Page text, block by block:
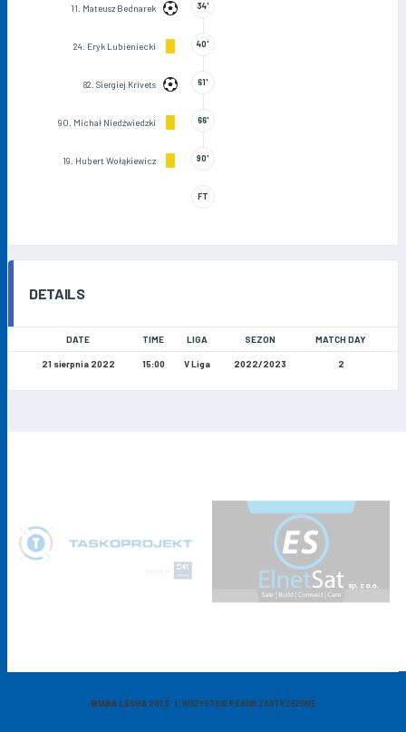
11. Mateusz Bednarek 34'
24. Eryk Lubieniecki 40'
82. Siergiej Krivets 61'
90. Michał Niedźwiedzki 66'
19. Hubert Wołąkiewicz 90'
FT
DETAILS
DATE TIME LIGA SEZON MATCH DAY
21 sierpnia 2022 15:00 V Liga 2022/2023 2
WIARA LECHA 2023 | WSZYSTKIE PRAWA ZASTRZEŻONE